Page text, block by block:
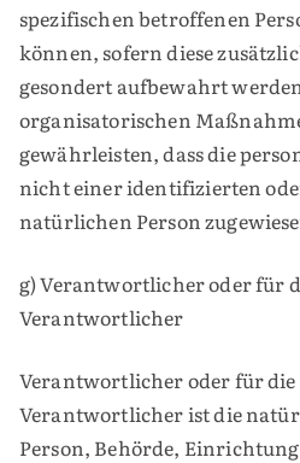
spezifischen betroffenen
können, sofern diese
gesondert aufbewahrt
organisatorischen
gewährleisten, dass die
nicht einer identifizierten
natürlichen Person
g) Verantwortlicher oder für
Verantwortlicher
Verantwortlicher oder für
Verantwortlicher ist die
Person, Behörde,